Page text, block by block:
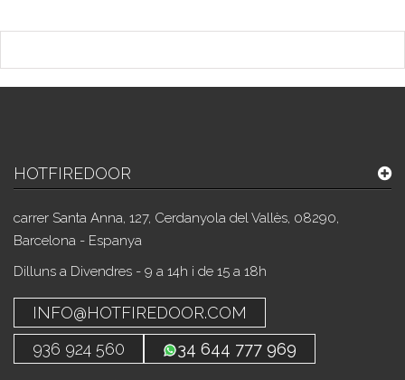
HOTFIREDOOR
carrer Santa Anna, 127, Cerdanyola del Vallès, 08290,
Barcelona - Espanya
Dilluns a Divendres - 9 a 14h i de 15 a 18h
INFO@HOTFIREDOOR.COM
936 924 560
34 644 777 969